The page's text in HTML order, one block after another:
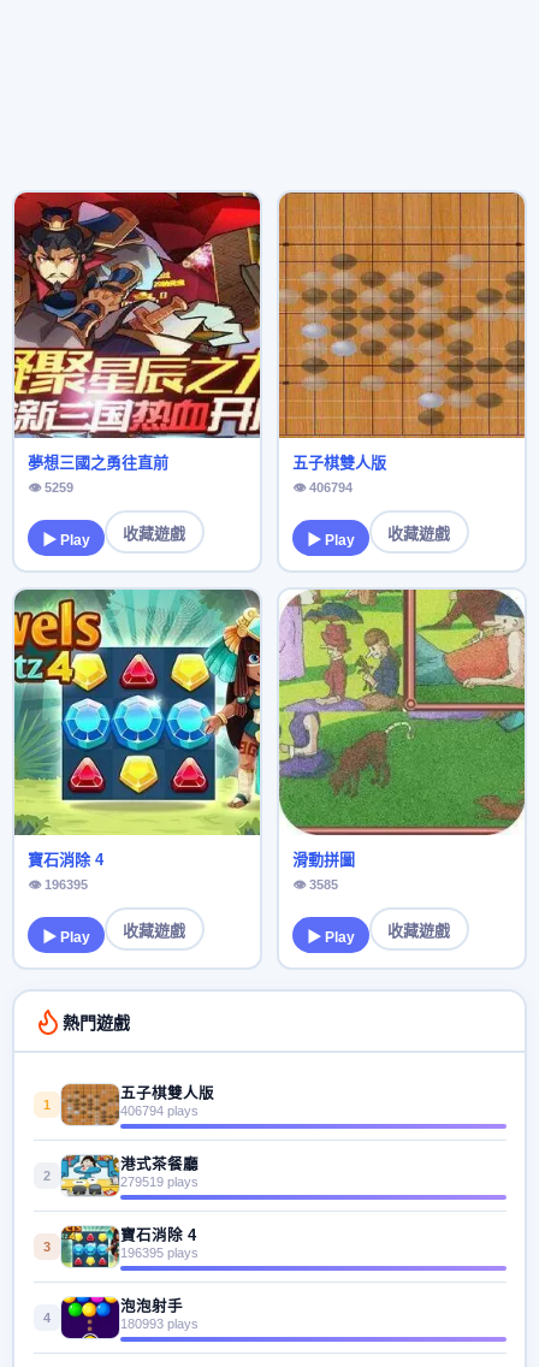
夢想三國之勇往直前
👁 5259
▶ Play 收藏遊戲
五子棋雙人版
👁 406794
▶ Play 收藏遊戲
寶石消除 4
👁 196395
▶ Play 收藏遊戲
滑動拼圖
👁 3585
▶ Play 收藏遊戲
熱門遊戲
1
五子棋雙人版
406794 plays
2
港式茶餐廳
279519 plays
3
寶石消除 4
196395 plays
4
泡泡射手
180993 plays